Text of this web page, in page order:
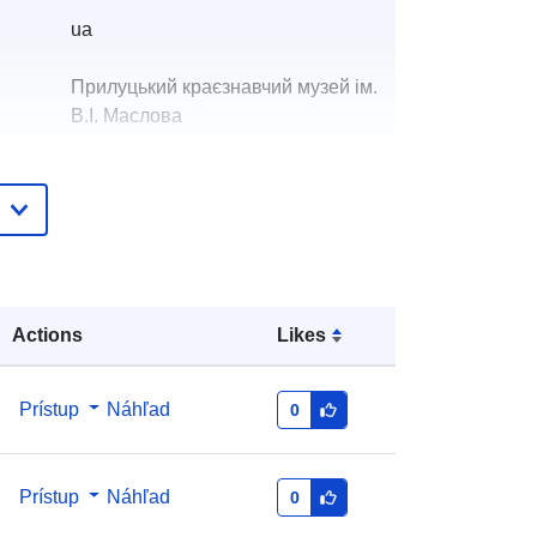
Actions Likes
Prístup Náhľad 0
Prístup Náhľad 0
ua
Прилуцький краєзнавчий музей ім.
В.І. Маслова
Pridané k údajom.europa.eu: 28 July 2026
Aktualizované na základe údajov.europa.eu:
6d238694-330f-4f7b-be4b-
294c4e0b0688